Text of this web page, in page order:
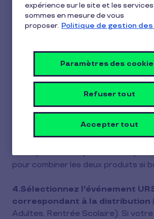
lecture
Pluxee, c'est simple et rapide :
1.Accédez à votre espace
Commander»,
2.Choisissez le type de
Avantage salarié» ou «
3.Si vous choisissez l'avantage
Chèques-Cadeaux
Chèques Culture»,
-Vous pouvez compléter votre
pour combiner les deux produits si
4.Sélectionnez l'événement
correspondant à la distribution
Adultes, Rentrée Scolaire). Si
expérience sur le site et les
sommes en mesure de vous
proposer. Politique de gestion
Paramètres des
Refuser tout
Accepter tout